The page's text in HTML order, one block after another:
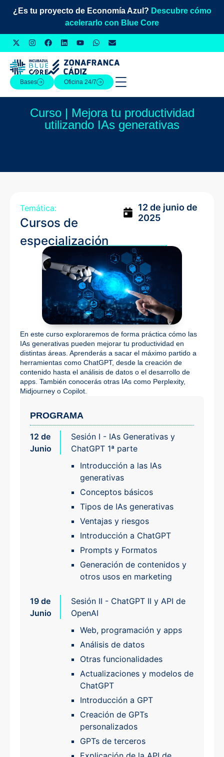
¿Es tu proyecto de Economía Azul? Descubre cómo
acelerarlo con Blue Core
Bases Oficina 24/7
Curso | Mejora tu productividad
utilizando IAs generativas
12 de junio de
2025
Temática:
Cursos de
especialización
En este curso exploraremos de forma práctica cómo las
IAs generativas pueden mejorar tu productividad en
distintas áreas. Aprenderás a sacar el máximo partido a
herramientas como ChatGPT, desde la creación de
contenido hasta el análisis de datos o el desarrollo de
apps. También conocerás otras IAs como Perplexity,
Midjourney o Copilot.
PROGRAMA
12 de
Junio
Sesión I - IAs Generativas y
ChatGPT 1ª parte
Introducción a las IAs
generativas
Conceptos básicos
Tipos de IAs generativas
Ventajas y riesgos
Introducción a ChatGPT
Prompts y Formatos
Generación de contenidos y
otros usos en marketing
19 de
Junio
Sesión II - ChatGPT II y API de
OpenAI
Web, programación y apps
Análisis de datos
Otras funcionalidades
Actualizaciones y modelos de
ChatGPT
Introducción a GPT
Creación de GPTs
personalizados
GPTs de terceros